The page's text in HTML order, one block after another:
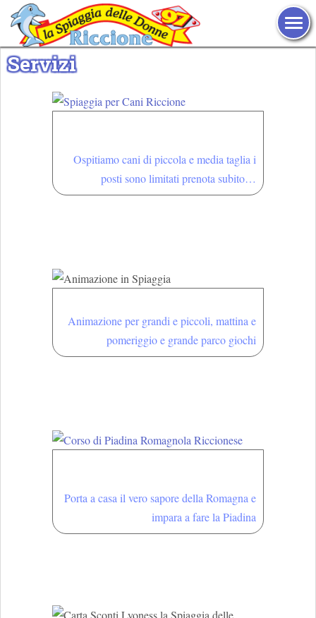
Servizi
Ospitiamo cani di piccola e media taglia i
posti sono limitati prenota subito…
Animazione per grandi e piccoli, mattina e
pomeriggio e grande parco giochi
Porta a casa il vero sapore della Romagna e
impara a fare la Piadina